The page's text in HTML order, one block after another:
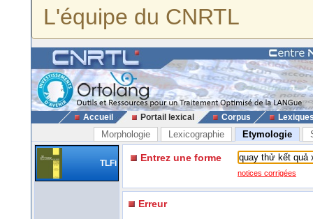
L'équipe du CNRTL
Accueil Portail lexical Corpus
Morphologie Lexicographie Etymologie
TLFi Entrez une forme
notices corrigées
Erreur